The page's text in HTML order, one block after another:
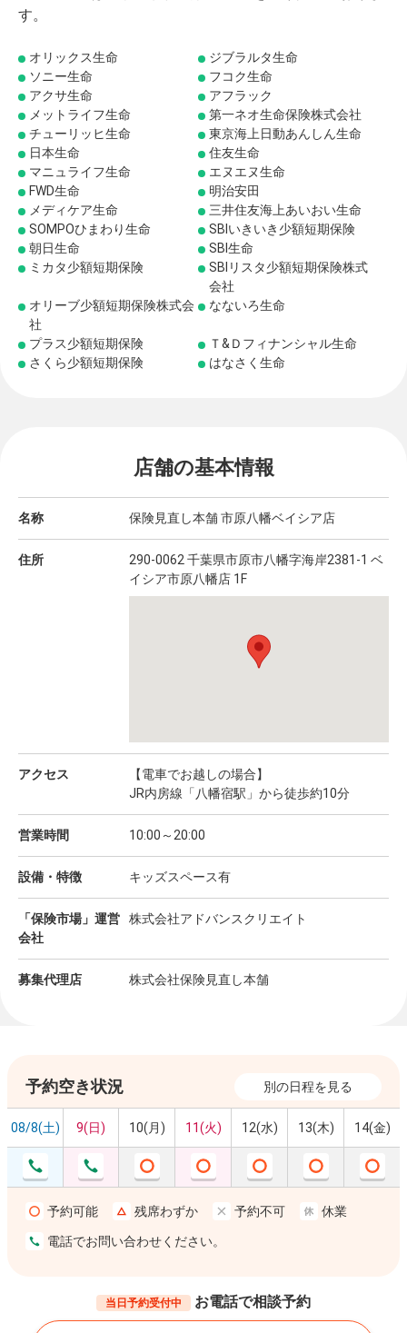
す。
オリックス生命
ジブラルタ生命
ソニー生命
フコク生命
アクサ生命
アフラック
メットライフ生命
第一ネオ生命保険株式会社
チューリッヒ生命
東京海上日動あんしん生命
日本生命
住友生命
マニュライフ生命
エヌエヌ生命
FWD生命
明治安田
メディケア生命
三井住友海上あいおい生命
SOMPOひまわり生命
SBIいきいき少額短期保険
朝日生命
SBI生命
ミカタ少額短期保険
SBIリスタ少額短期保険株式
会社
オリーブ少額短期保険株式会
社
なないろ生命
プラス少額短期保険
Ｔ&Ｄフィナンシャル生命
さくら少額短期保険
はなさく生命
店舗の基本情報
名称 保険見直し本舗 市原八幡ベイシア店
住所
290-0062 千葉県市原市八幡字海岸2381-1 ベ
イシア市原八幡店 1F
アクセス
【電車でお越しの場合】
JR内房線「八幡宿駅」から徒歩約10分
営業時間 10:00～20:00
設備・特徴 キッズスペース有
「保険市場」運営
会社
株式会社アドバンスクリエイト
募集代理店 株式会社保険見直し本舗
予約空き状況 別の日程を見る
08/8(土) 9(日) 10(月) 11(火) 12(水) 13(木) 14(金)
予約可能 残席わずか 予約不可 休業
電話でお問い合わせください。
当日予約受付中 お電話で相談予約